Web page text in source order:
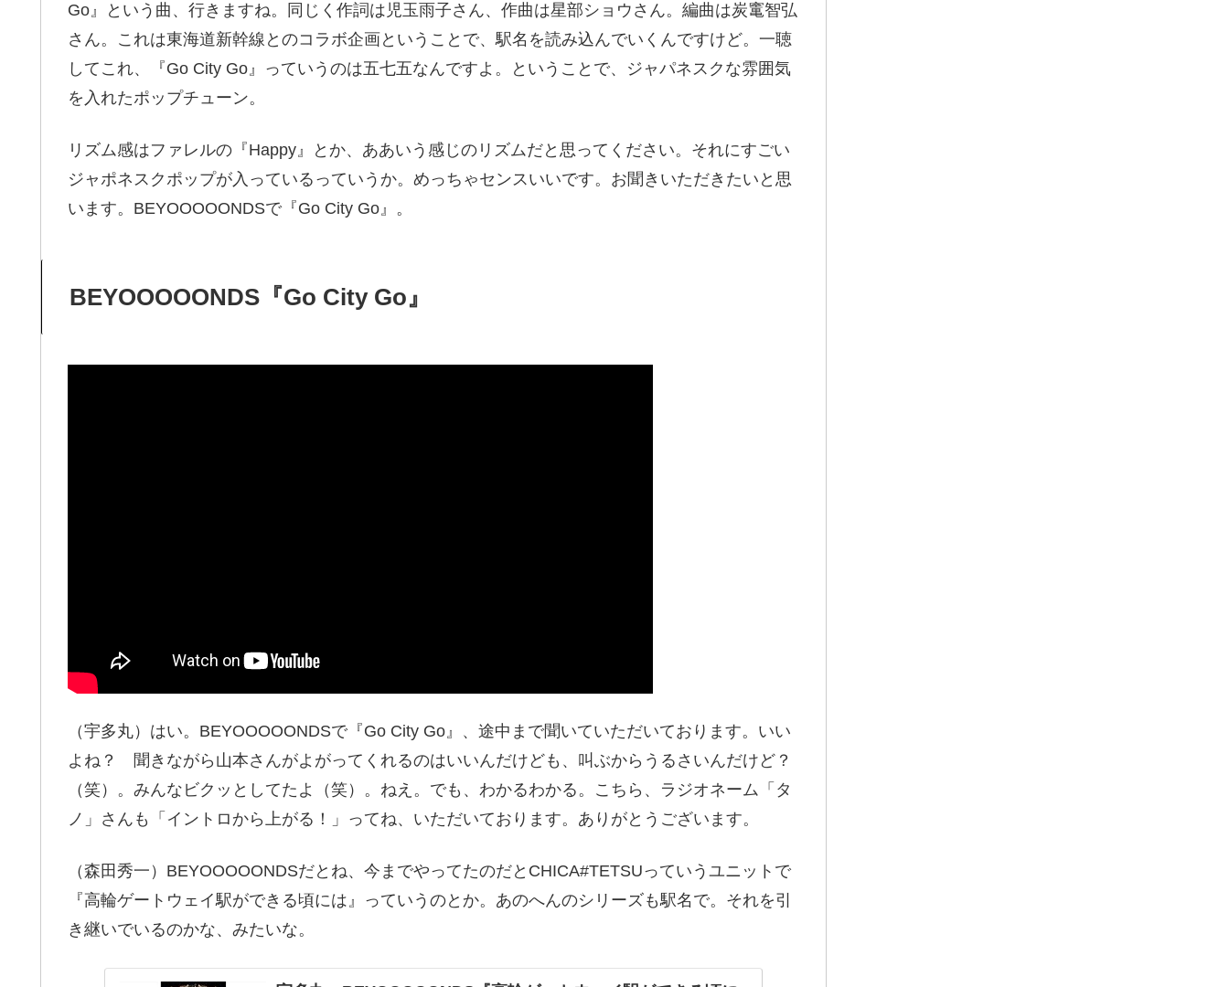
Go』という曲、行きますね。同じく作詞は児玉雨子さん、作曲は星部ショウさん。編曲は炭竃智弘
さん。これは東海道新幹線とのコラボ企画ということで、駅名を読み込んでいくんですけど。一聴
してこれ、『Go City Go』っていうのは五七五なんですよ。ということで、ジャパネスクな雰囲気
を入れたポップチューン。
リズム感はファレルの『Happy』とか、ああいう感じのリズムだと思ってください。それにすごい
ジャポネスクポップが入っているっていうか。めっちゃセンスいいです。お聞きいただきたいと思
います。BEYOOOOONDSで『Go City Go』。
BEYOOOOONDS『Go City Go』
（宇多丸）はい。BEYOOOOONDSで『Go City Go』、途中まで聞いていただいております。いい
よね？ 聞きながら山本さんがよがってくれるのはいいんだけども、叫ぶからうるさいんだけど？
（笑）。みんなビクッとしてたよ（笑）。ねえ。でも、わかるわかる。こちら、ラジオネーム「タ
ノ」さんも「イントロから上がる！」ってね、いただいております。ありがとうございます。
（森田秀一）BEYOOOOONDSだとね、今までやってたのだとCHICA#TETSUっていうユニットで
『高輪ゲートウェイ駅ができる頃には』っていうのとか。あのへんのシリーズも駅名で。それを引
き継いでいるのかな、みたいな。